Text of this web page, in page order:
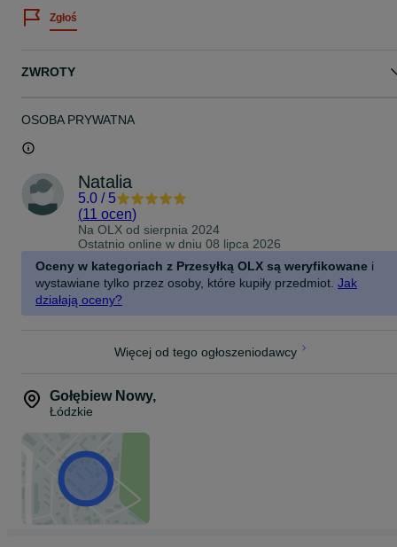
Zgłoś
ZWROTY
OSOBA PRYWATNA
Natalia
5.0 / 5
(11 ocen)
Na OLX od sierpnia 2024
Ostatnio online w dniu 08 lipca 2026
Oceny w kategoriach z Przesyłką OLX są weryfikowane i
wystawiane tylko przez osoby, które kupiły przedmiot. Jak
działają oceny?
Więcej od tego ogłoszeniodawcy
Gołębiew Nowy,
Łódzkie